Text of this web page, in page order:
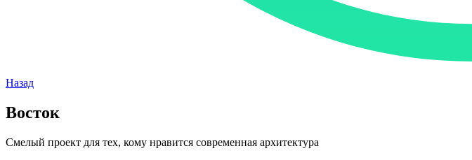
Назад
Восток
Смелый проект для тех, кому нравится современная архитектура